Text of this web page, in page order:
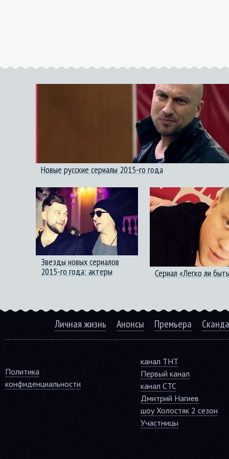
Новые русские сериалы 2015-го года
Звезды новых сериалов
2015-го года: актеры
Сериал «Легко ли
Личная жизнь Анонсы Премьера
Политика
конфиденциальности
канал ТНТ
Первый канал
канал СТС
Дмитрий Нагиев
шоу Холостяк 2 сезон
Участницы